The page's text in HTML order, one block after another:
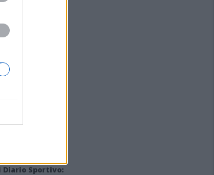
Diario Sportivo: